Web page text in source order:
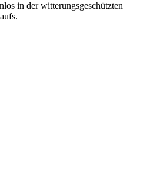
in der witterungsgeschützten